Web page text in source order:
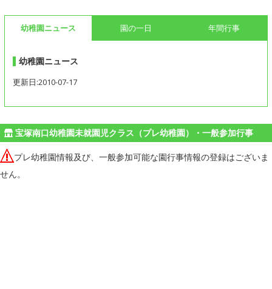
幼稚園ニュース 園の一日 年間行事
幼稚園ニュース
更新日:2010-07-17
宝塚南口幼稚園未就園児クラス（プレ幼稚園）・一般参加行事
プレ幼稚園情報及び、一般参加可能な園行事情報の登録はございま
せん。